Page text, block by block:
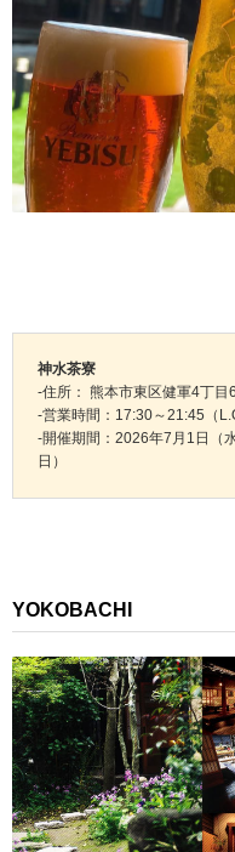
神水茶寮
-住所： 熊本市東区健軍4丁目
-営業時間：17:30～21:45（
-開催期間：2026年7月1日（
日）
YOKOBACHI